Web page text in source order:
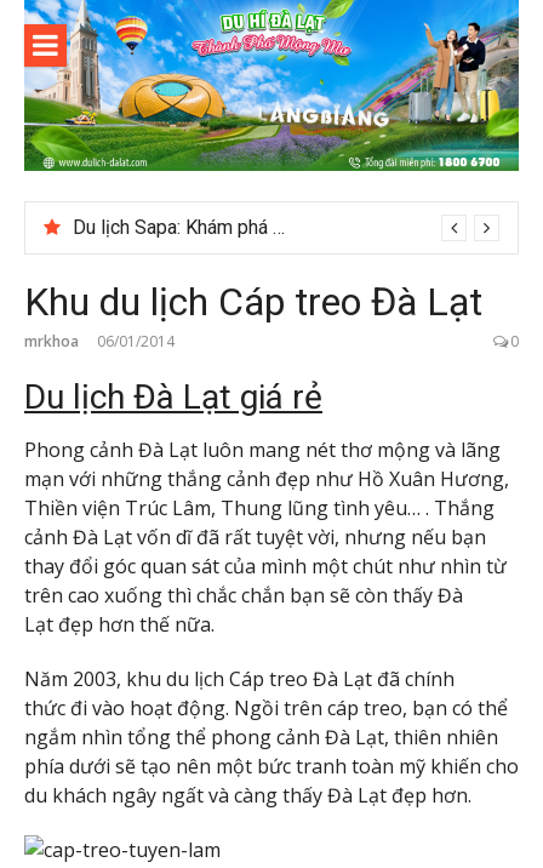
Skip
content
Du lịch Đà
Lạt
Du lịch Sapa: Khám phá bản Ý Linh Hồ độc đáo giữa Tây Bắc
Khu du lịch Cáp treo Đà Lạt
mrkhoa 06/01/2014 0
Du lịch Đà Lạt giá rẻ
Phong cảnh Đà Lạt luôn mang nét thơ mộng và lãng
mạn với những thắng cảnh đẹp như Hồ Xuân Hương,
Thiền viện Trúc Lâm, Thung lũng tình yêu… . Thắng
cảnh Đà Lạt vốn dĩ đã rất tuyệt vời, nhưng nếu bạn
thay đổi góc quan sát của mình một chút như nhìn từ
trên cao xuống thì chắc chắn bạn sẽ còn thấy Đà
Lạt đẹp hơn thế nữa.
Năm 2003, khu du lịch Cáp treo Đà Lạt đã chính
thức đi vào hoạt động. Ngồi trên cáp treo, bạn có thể
ngắm nhìn tổng thể phong cảnh Đà Lạt, thiên nhiên
phía dưới sẽ tạo nên một bức tranh toàn mỹ khiến cho
du khách ngây ngất và càng thấy Đà Lạt đẹp hơn.